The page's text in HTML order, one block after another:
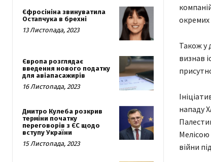
Єфросініна звинуватила
Остапчука в брехні
13 Листопада, 2023
Європа розглядає
введення нового податку
для авіапасажирів
16 Листопада, 2023
Дмитро Кулеба розкрив
терміни початку
переговорів з ЄС щодо
вступу України
15 Листопада, 2023
окремих
Також у
визнав
нападу
війни